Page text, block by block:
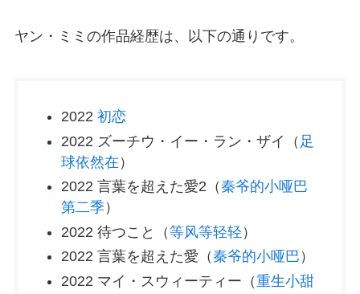
ヤン・ミミの作品経歴は、以下の通りです。
2022 初恋
2022 ズーチウ・イー・ラン・ザイ（ 足
球依然在 ）
2022 言葉を超えた愛2（ 秦爷的小哑巴
第二季 ）
2022 待つこと（等风等轻轻 ）
2022 言葉を超えた愛（ 秦爷的小哑巴 ）
2022 マイ・スウィーティー（重生小甜